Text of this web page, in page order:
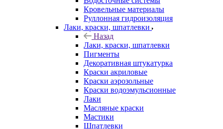
Кровельные материалы
Руллонная гидроизоляция
Лаки, краски, шпатлевки
Назад
Лаки, краски, шпатлевки
Пигменты
Декоративная штукатурка
Краски акриловые
Краски аэрозольные
Краски водоэмульсионные
Лаки
Масляные краски
Мастики
Шпатлевки